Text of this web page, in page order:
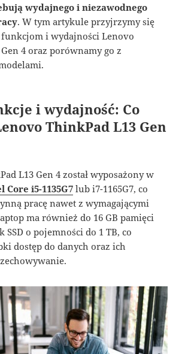
wydajnego i niezawodnego
. W tym artykule przyjrzymy się
i wydajności Lenovo
4 oraz porównamy go z
i wydajność: Co
ThinkPad L13 Gen
L13 Gen 4 został wyposażony w
i5-1135G7 lub i7-1165G7, co
pracę nawet z wymagającymi
ma również do 16 GB pamięci
SSD o pojemności do 1 TB, co
dostęp do danych oraz ich